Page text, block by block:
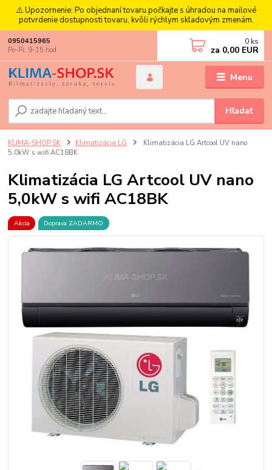
⚠️ Upozornenie: Po objednaní tovaru počkajte s úhradou na mailové
potvrdenie dostupnosti tovaru, kvôli rýchlym skladovým zmenám.
Menu
Hľadať
0950415965
Po-Pi: 9-15 hod
0 ks
za 0,00 EUR
KLIMA-SHOP.SK Klimatizácia LG
Klimatizácia LG Artcool UV nano
5,0kW s wifi AC18BK
Klimatizácia LG Artcool UV nano
5,0kW s wifi AC18BK
Akcia Doprava ZADARMO